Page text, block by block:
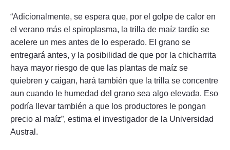
“Adicionalmente, se espera que, por el golpe de calor en
el verano más el spiroplasma, la trilla de maíz tardío se
acelere un mes antes de lo esperado. El grano se
entregará antes, y la posibilidad de que por la chicharrita
haya mayor riesgo de que las plantas de maíz se
quiebren y caigan, hará también que la trilla se concentre
aun cuando le humedad del grano sea algo elevada. Eso
podría llevar también a que los productores le pongan
precio al maíz”, estima el investigador de la Universidad
Austral.